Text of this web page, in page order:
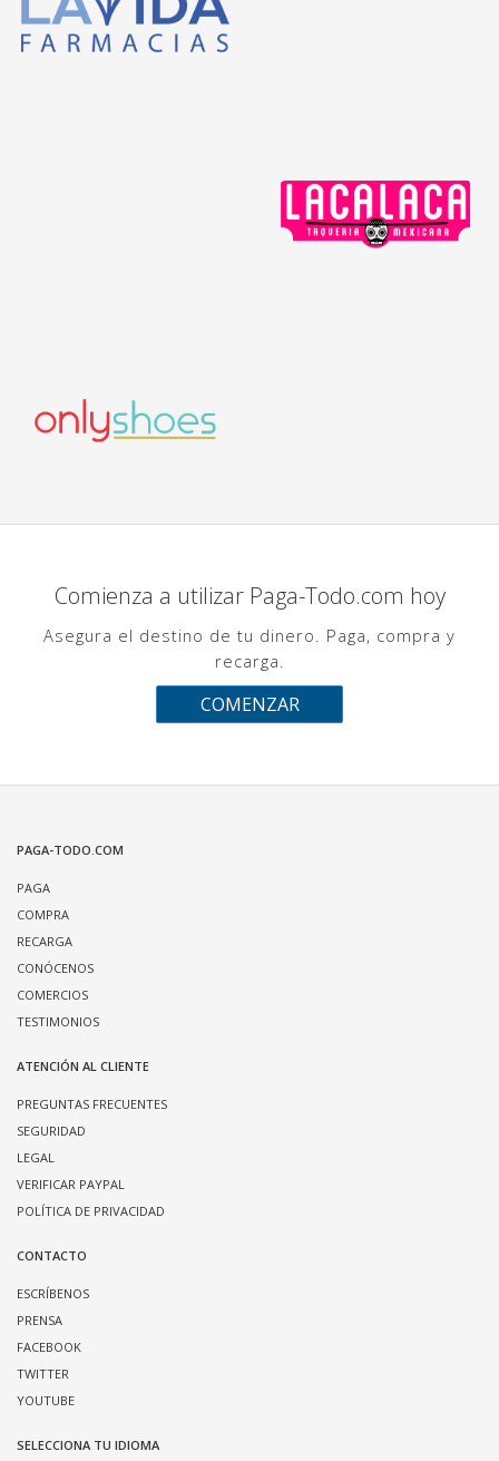
Comienza a utilizar Paga-Todo.com hoy
Asegura el destino de tu dinero. Paga, compra y
recarga.
COMENZAR
PAGA-TODO.COM
PAGA
COMPRA
RECARGA
CONÓCENOS
COMERCIOS
TESTIMONIOS
ATENCIÓN AL CLIENTE
PREGUNTAS FRECUENTES
SEGURIDAD
LEGAL
VERIFICAR PAYPAL
POLÍTICA DE PRIVACIDAD
CONTACTO
ESCRÍBENOS
PRENSA
FACEBOOK
TWITTER
YOUTUBE
SELECCIONA TU IDIOMA